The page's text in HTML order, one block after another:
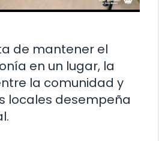
de mantener el
en un lugar, la
la comunidad y
locales desempeña